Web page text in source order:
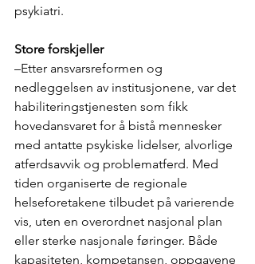
psykiatri.
Store forskjeller
–Etter ansvarsreformen og
nedleggelsen av institusjonene, var det
habiliteringstjenesten som fikk
hovedansvaret for å bistå mennesker
med antatte psykiske lidelser, alvorlige
atferdsavvik og problematferd. Med
tiden organiserte de regionale
helseforetakene tilbudet på varierende
vis, uten en overordnet nasjonal plan
eller sterke nasjonale føringer. Både
kapasiteten, kompetansen, oppgavene